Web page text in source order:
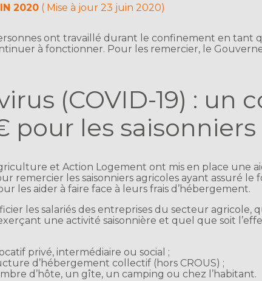
2020 ( Mise à jour 23 juin 2020)
ont travaillé durant le confinement en tant
à fonctionner. Pour les remercier, le
(COVID-19) :
pour les
et Action Logement ont mis en place une
remercier les saisonniers agricoles ayant assuré
les aider à faire face à leurs frais d’hébergement.
les salariés des entreprises du secteur
une activité saisonnière et quel que soit
privé, intermédiaire ou social ;
d’hébergement collectif (hors CROUS) ;
d’hôte, un gîte, un camping ou chez l’habitant.